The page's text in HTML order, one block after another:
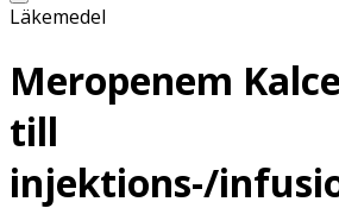
Läkemedel
Meropenem
till
injektions-/